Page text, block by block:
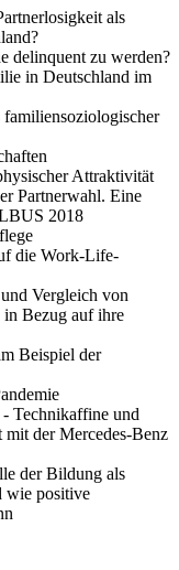
als
delinquent zu werden?
in Deutschland im
Attraktivität
Partnerwahl. Eine
2018
die Work-Life-
Vergleich von
Bezug auf ihre
Beispiel der
Technikaffine und
der Mercedes-Benz
der Bildung als
wie positive